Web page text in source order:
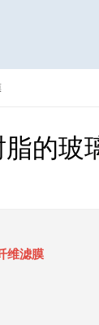
的玻
维滤膜